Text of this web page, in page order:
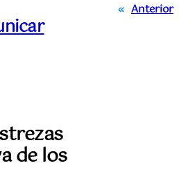
« Anterior
de los